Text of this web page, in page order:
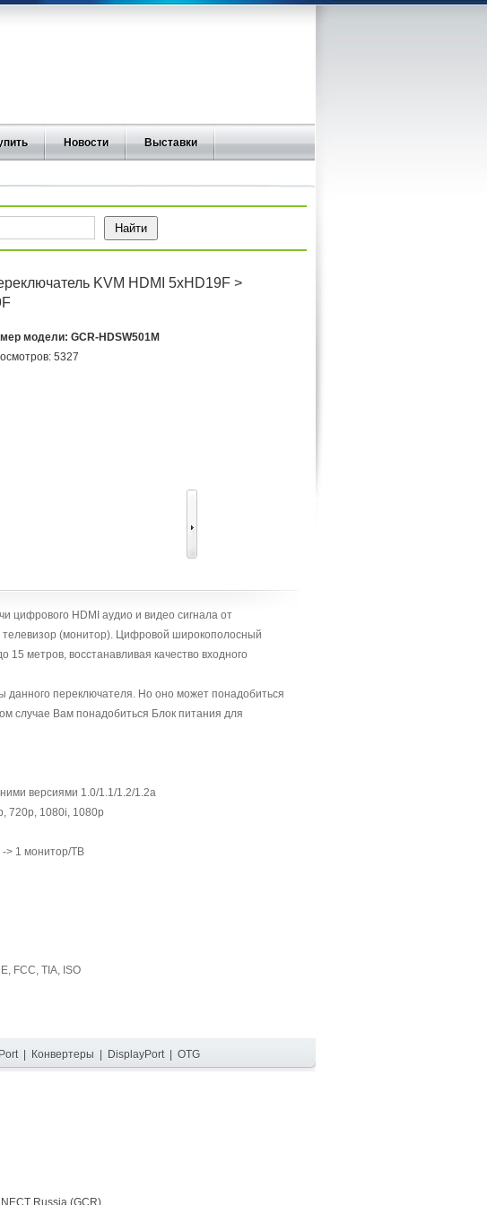
Новости Выставки
KVM HDMI 5xHD19F >
модели: GCR-HDSW501M
5327
цифрового HDMI аудио и видео сигнала от
телевизор (монитор). Цифровой широкополосный
15 метров, восстанавливая качество входного
переключателя. Но оно может понадобиться
случае Вам понадобиться Блок питания для
версиями 1.0/1.1/1.2/1.2a
720p, 1080i, 1080p
> 1 монитор/ТВ
FCC, TIA, ISO
| Конвертеры DisplayPort| OTG
Russia (GCR)